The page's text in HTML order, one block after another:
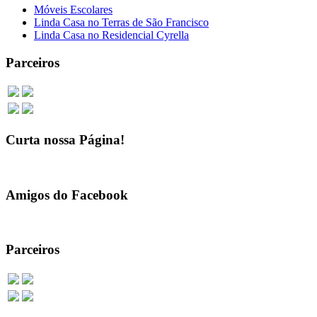
Móveis Escolares
Linda Casa no Terras de São Francisco
Linda Casa no Residencial Cyrella
Parceiros
Curta nossa Página!
Amigos do Facebook
Parceiros